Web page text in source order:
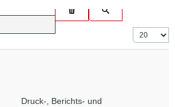
Druck-, Berichts- und